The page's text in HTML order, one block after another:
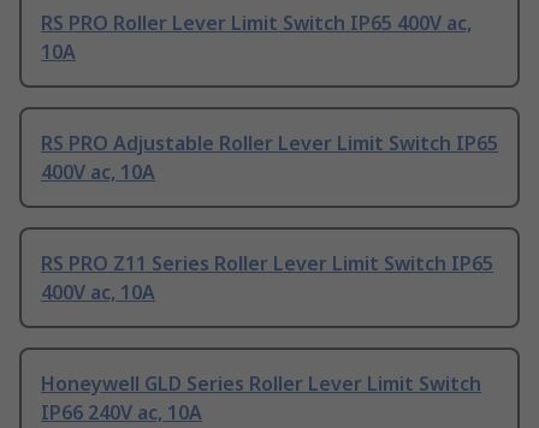
RS PRO Roller Lever Limit Switch IP65 400V ac,
10A
RS PRO Adjustable Roller Lever Limit Switch IP65
400V ac, 10A
RS PRO Z11 Series Roller Lever Limit Switch IP65
400V ac, 10A
Honeywell GLD Series Roller Lever Limit Switch
IP66 240V ac, 10A